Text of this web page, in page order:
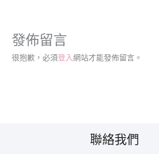
發佈留言
很抱歉，必須登入網站才能發佈留言。
聯絡我們